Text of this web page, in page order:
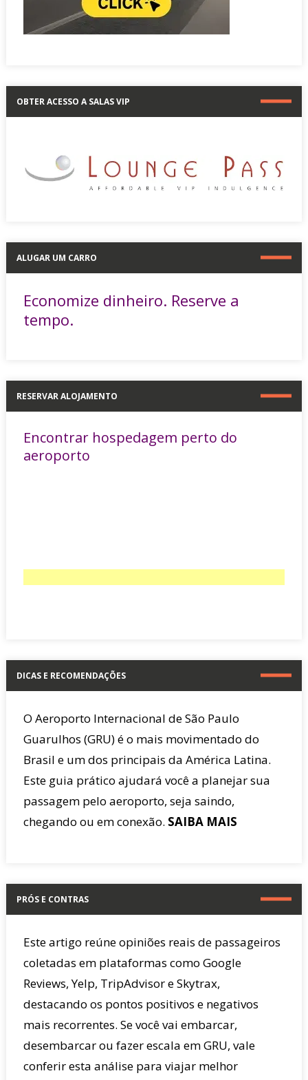
OBTER ACESSO A SALAS VIP
ALUGAR UM CARRO
Economize dinheiro. Reserve a
tempo.
RESERVAR ALOJAMENTO
Encontrar hospedagem perto do
aeroporto
DICAS E RECOMENDAÇÕES
O Aeroporto Internacional de São Paulo
Guarulhos (GRU) é o mais movimentado do
Brasil e um dos principais da América Latina.
Este guia prático ajudará você a planejar sua
passagem pelo aeroporto, seja saindo,
chegando ou em conexão. SAIBA MAIS
PRÓS E CONTRAS
Este artigo reúne opiniões reais de passageiros
coletadas em plataformas como Google
Reviews, Yelp, TripAdvisor e Skytrax,
destacando os pontos positivos e negativos
mais recorrentes. Se você vai embarcar,
desembarcar ou fazer escala em GRU, vale
conferir esta análise para viajar melhor